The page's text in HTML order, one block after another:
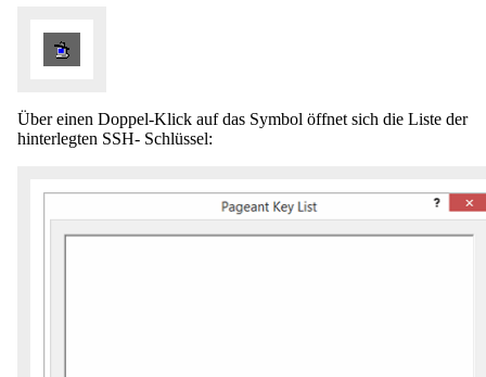
Über einen Doppel-Klick auf das Symbol öffnet sich die Liste der
hinterlegten SSH- Schlüssel: